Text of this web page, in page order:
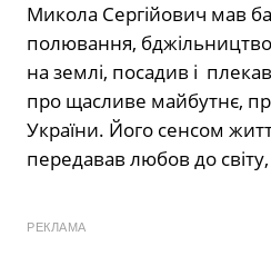
Микола Сергійович мав
полювання,
на землі, посадив і
про щасливе майбутнє,
України. Його сенсом
передавав любов до світу,
РЕКЛАМА